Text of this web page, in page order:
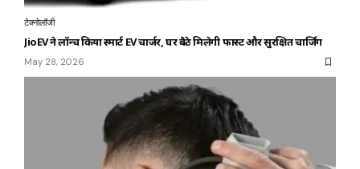
टेक्नोलॉजी
JioEV ने लॉन्च किया स्मार्ट EV चार्जर, घर बैठे मिलेगी फास्ट और सुरक्षित चार्जिंग
May 28, 2026